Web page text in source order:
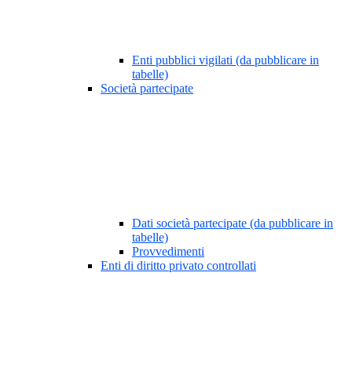
Enti pubblici vigilati (da pubblicare in
tabelle)
Società partecipate
Dati società partecipate (da pubblicare in
tabelle)
Provvedimenti
Enti di diritto privato controllati